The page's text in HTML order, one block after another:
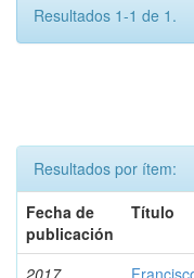
Resultados 1-1 de 1.
Resultados por ítem:
Fecha de
publicación
Título
2017